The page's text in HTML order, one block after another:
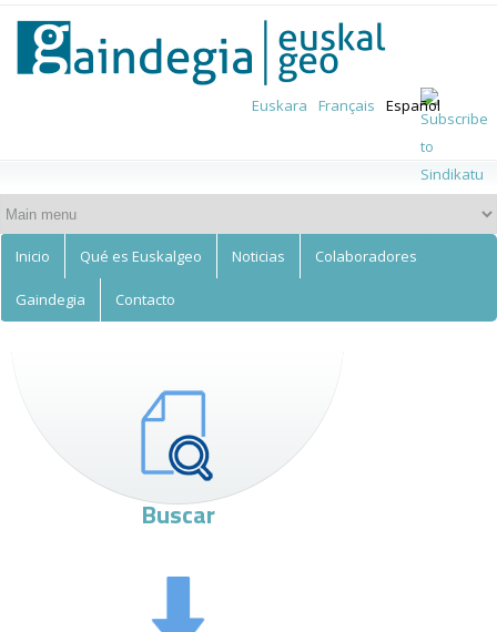
main
content
Euskalgeo
Euskara Français Español
Inicio Qué es Euskalgeo Noticias Colaboradores
Gaindegia Contacto
Buscar